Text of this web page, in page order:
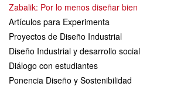
Zabalik: Por lo menos diseñar bien
Artículos para Experimenta
Proyectos de Diseño Industrial
Diseño Industrial y desarrollo social
Diálogo con estudiantes
Ponencia Diseño y Sostenibilidad